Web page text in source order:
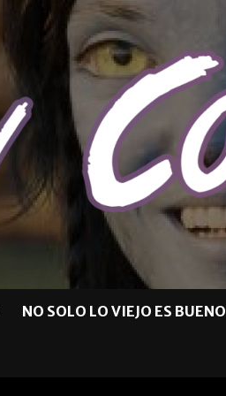
NO SOLO LO VIEJO ES BUENO